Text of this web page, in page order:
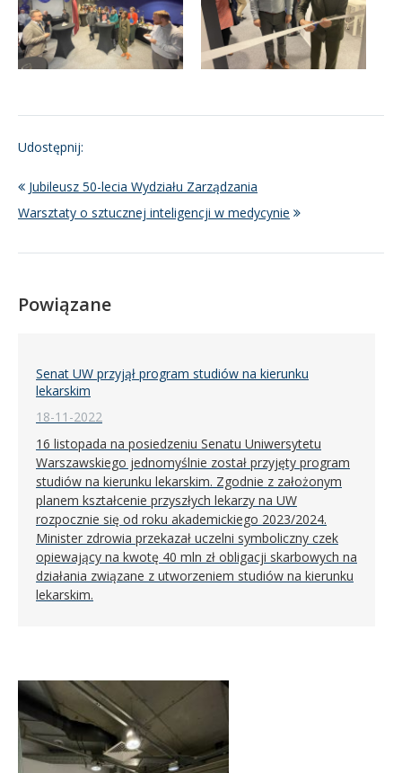
Udostępnij:
Jubileusz 50-lecia Wydziału Zarządzania
Warsztaty o sztucznej inteligencji w medycynie
Powiązane
Senat UW przyjął program studiów na kierunku
lekarskim
18-11-2022
16 listopada na posiedzeniu Senatu Uniwersytetu
Warszawskiego jednomyślnie został przyjęty program
studiów na kierunku lekarskim. Zgodnie z założonym
planem kształcenie przyszłych lekarzy na UW
rozpocznie się od roku akademickiego 2023/2024.
Minister zdrowia przekazał uczelni symboliczny czek
opiewający na kwotę 40 mln zł obligacji skarbowych na
działania związane z utworzeniem studiów na kierunku
lekarskim.